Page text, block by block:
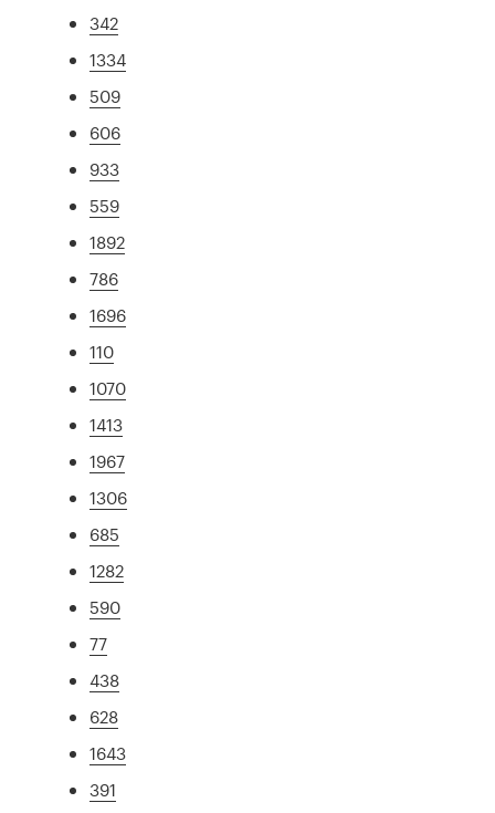
342
1334
509
606
933
559
1892
786
1696
110
1070
1413
1967
1306
685
1282
590
77
438
628
1643
391